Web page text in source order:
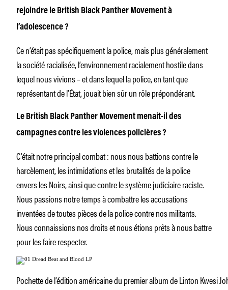
rejoindre le British Black Panther Movement à
l’adolescence ?
Ce n’était pas spécifiquement la police, mais plus généralement
la société racialisée, l’environnement racialement hostile dans
lequel nous vivions – et dans lequel la police, en tant que
représentant de l’État, jouait bien sûr un rôle prépondérant.
Le British Black Panther Movement menait-il des
campagnes contre les violences policières ?
C’était notre principal combat : nous nous battions contre le
harcèlement, les intimidations et les brutalités de la police
envers les Noirs, ainsi que contre le système judiciaire raciste.
Nous passions notre temps à combattre les accusations
inventées de toutes pièces de la police contre nos militants.
Nous connaissions nos droits et nous étions prêts à nous battre
pour les faire respecter.
Pochette de l’édition américaine du premier album de Linton Kwesi